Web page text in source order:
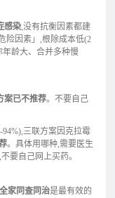
感染,没有抗衡因素都建
险因素」,根除成本低(2
年龄大、合并多种慢
案已不推荐。不要自己
94%),三联方案因克拉霉
。具体用哪种,需要医生
要自己网上买药。
家同查同治是最有效的